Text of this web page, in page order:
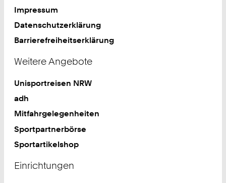
Impressum
Datenschutzerklärung
Barrierefreiheitserklärung
Weitere Angebote
Unisportreisen NRW
adh
Mitfahrgelegenheiten
Sportpartnerbörse
Sportartikelshop
Einrichtungen